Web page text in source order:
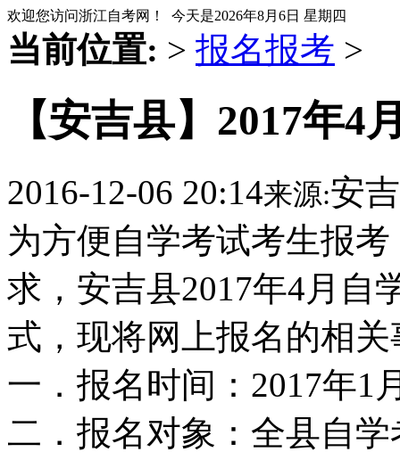
欢迎您访问浙江自考网！ 今天是2026年8月6日 星期四
当前位置: > 报名报考 >
【安吉县】2017年
2016-12-06 20:14来源:安
为方便自学考试考生报
求，安吉县2017年4月自
式，现将网上报名的相
一．报名时间：2017年1
二．报名对象：全县自